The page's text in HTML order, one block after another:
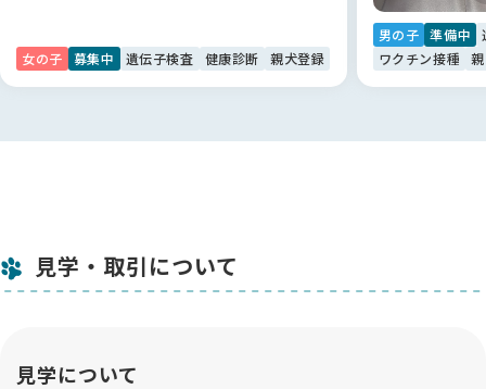
最後までご覧いただきありがとうございます。
お気軽にお問い合わせください。
女の子 募集中 遺伝子検査 健康診断 親犬登録
男の子 準備中
ワクチン接種
見学・取引について
見学について